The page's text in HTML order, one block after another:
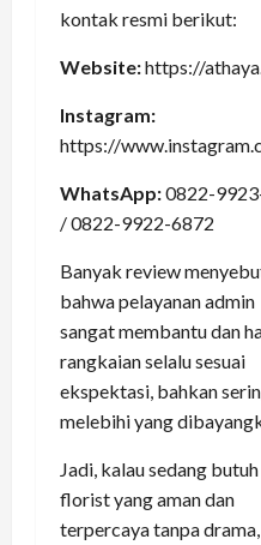
kontak resmi berikut:
Website:https://
Instagram:
https://
WhatsApp:0822-
/ 0822-9922-6872
Banyak review
bahwa pelayanan admin
sangat membantu dan
rangkaian selalu sesuai
ekspektasi, bahkan
melebihi yang
Jadi, kalau sedang butuh
florist yang aman dan
terpercaya tanpa drama,